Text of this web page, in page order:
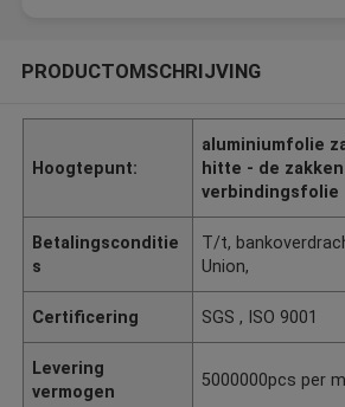
PRODUCTOMSCHRIJVING
Hoogtepunt:
aluminiumfolie
hitte - de zakken
verbindingsfolie
Betalingsconditie
s
T/t,
Union,
Certificering SGS , ISO 9001
Levering
vermogen
5000000pcs per